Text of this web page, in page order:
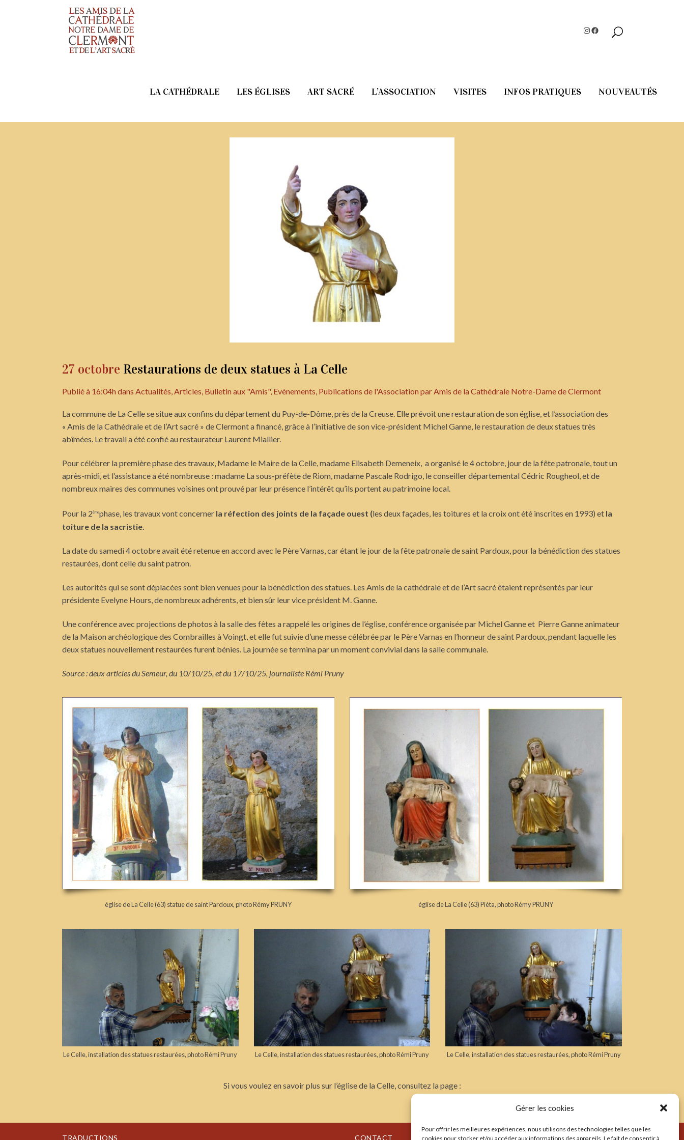
Gérer les cookies
Pour offrir les meilleures expériences, nous utilisons des technologies telles que les
cookies pour stocker et/ou accéder aux informations des appareils. Le fait de consentir à
Instagram
Facebook
LA CATHÉDRALE LES ÉGLISES ART SACRÉ L’ASSOCIATION VISITES INFOS PRATIQUES NOUVEAUTÉS
Restaurations de deux statues à La Celle
27 octobre Restaurations de deux statues à La Celle
Publié à 16:04hdans Actualités,Articles, Bulletin aux "Amis", Evènements, Publications de l'AssociationparAmis de la Cathédrale Notre-Dame de Clermont
La commune de La Celle se situe aux confins du département du Puy-de-Dôme, près de la Creuse. Elle prévoit une restauration de son église, et l’association des
« Amis de la Cathédrale et de l’Art sacré » de Clermont a financé, grâce à l’initiative de son vice-président Michel Ganne, le restauration de deux statues très
abîmées. Le travail a été confié au restaurateur Laurent Miallier.
Pour célébrer la première phase des travaux, Madame le Maire de la Celle, madame Elisabeth Demeneix, a organisé le 4 octobre, jour de la fête patronale, tout un
après-midi, et l’assistance a été nombreuse : madame La sous-préfète de Riom, madame Pascale Rodrigo, le conseiller départemental Cédric Rougheol, et de
nombreux maires des communes voisines ont prouvé par leur présence l’intérêt qu’ils portent au patrimoine local.
Pour la 2èmephase, les travaux vont concerner la réfection des joints de la façade ouest (les deux façades, les toitures et la croix ont été inscrites en 1993) et la
toiture de la sacristie.
La date du samedi 4 octobre avait été retenue en accord avec le Père Varnas, car étant le jour de la fête patronale de saint Pardoux, pour la bénédiction des statues
restaurées, dont celle du saint patron.
Les autorités qui se sont déplacées sont bien venues pour la bénédiction des statues. Les Amis de la cathédrale et de l’Art sacré étaient représentés par leur
présidente Evelyne Hours, de nombreux adhérents, et bien sûr leur vice président M. Ganne.
Une conférence avec projections de photos à la salle des fêtes a rappelé les origines de l’église, conférence organisée par Michel Ganne et Pierre Ganne animateur
de la Maison archéologique des Combrailles à Voingt, et elle fut suivie d’une messe célébrée par le Père Varnas en l’honneur de saint Pardoux, pendant laquelle les
deux statues nouvellement restaurées furent bénies. La journée se termina par un moment convivial dans la salle communale.
Source : deux articles du Semeur, du 10/10/25, et du 17/10/25, journaliste Rémi Pruny
église de La Celle (63) statue de saint Pardoux, photo Rémy PRUNY église de La Celle (63) Piéta, photo Rémy PRUNY
Le Celle, installation des statues restaurées, photo Rémi Pruny Le Celle, installation des statues restaurées, photo Rémi Pruny Le Celle, installation des statues restaurées, photo Rémi Pruny
Si vous voulez en savoir plus sur l’église de la Celle, consultez la page :
TRADUCTIONS CONTACT